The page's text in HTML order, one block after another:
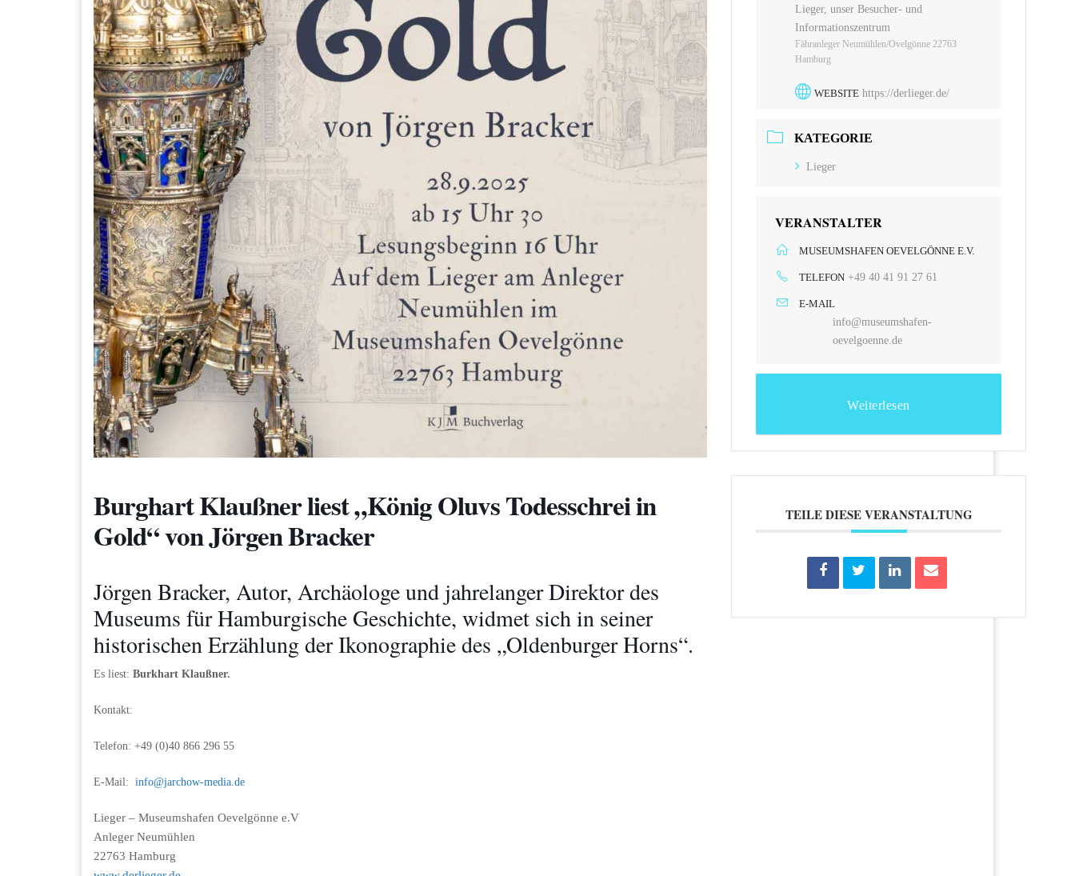
Burghart Klaußner liest „König Oluvs Todesschrei in
Gold“ von Jörgen Bracker
Jörgen Bracker, Autor, Archäologe und jahrelanger Direktor des
Museums für Hamburgische Geschichte, widmet sich in seiner
historischen Erzählung der Ikonographie des „Oldenburger Horns“.
Es liest: Burkhart Klaußner.
Kontakt:
Telefon: +49 (0)40 866 296 55
E-Mail: info@jarchow-media.de
Lieger – Museumshafen Oevelgönne e.V
Anleger Neumühlen
22763 Hamburg
Lieger, unser Besucher- und
Informationszentrum
Fähranleger Neumühlen/Ovelgönne 22763
Hamburg
WEBSITE https://derlieger.de/
KATEGORIE
Lieger
VERANSTALTER
MUSEUMSHAFEN OEVELGÖNNE E.V.
TELEFON +49 40 41 91 27 61
E-MAIL
info@museumshafen-
oevelgoenne.de
Weiterlesen
TEILE DIESE VERANSTALTUNG